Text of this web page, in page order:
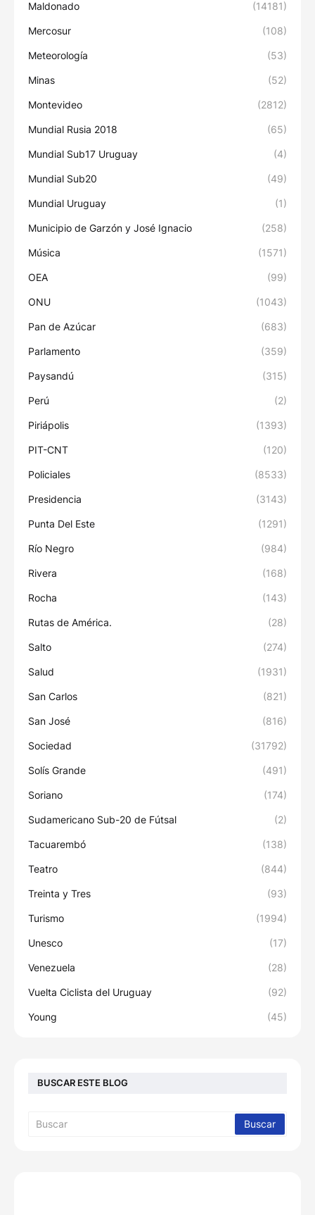
Maldonado (14181)
Mercosur (108)
Meteorología (53)
Minas (52)
Montevideo (2812)
Mundial Rusia 2018 (65)
Mundial Sub17 Uruguay (4)
Mundial Sub20 (49)
Mundial Uruguay (1)
Municipio de Garzón y José Ignacio (258)
Música (1571)
OEA (99)
ONU (1043)
Pan de Azúcar (683)
Parlamento (359)
Paysandú (315)
Perú (2)
Piriápolis (1393)
PIT-CNT (120)
Policiales (8533)
Presidencia (3143)
Punta Del Este (1291)
Río Negro (984)
Rivera (168)
Rocha (143)
Rutas de América. (28)
Salto (274)
Salud (1931)
San Carlos (821)
San José (816)
Sociedad (31792)
Solís Grande (491)
Soriano (174)
Sudamericano Sub-20 de Fútsal (2)
Tacuarembó (138)
Teatro (844)
Treinta y Tres (93)
Turismo (1994)
Unesco (17)
Venezuela (28)
Vuelta Ciclista del Uruguay (92)
Young (45)
BUSCAR ESTE BLOG